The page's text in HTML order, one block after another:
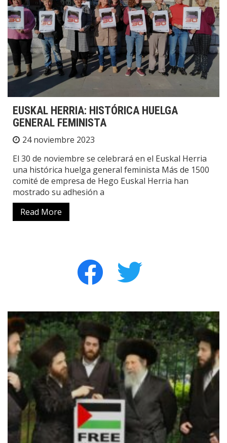
EUSKAL HERRIA: HISTÓRICA HUELGA
GENERAL FEMINISTA
24 noviembre 2023
El 30 de noviembre se celebrará en el Euskal Herria
una histórica huelga general feminista Más de 1500
comité de empresa de Hego Euskal Herria han
mostrado su adhesión a
Read More
facebook twitter